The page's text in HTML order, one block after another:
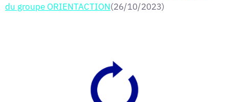
du groupe ORIENTACTION(26/10/2023)